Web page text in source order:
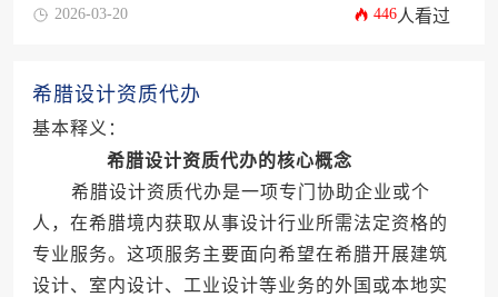
2026-03-20 446人看过
希腊设计资质代办
基本释义：
希腊设计资质代办的核心概念
希腊设计资质代办是一项专门协助企业或个
人，在希腊境内获取从事设计行业所需法定资格的
专业服务。这项服务主要面向希望在希腊开展建筑
设计、室内设计、工业设计等业务的外国或本地实